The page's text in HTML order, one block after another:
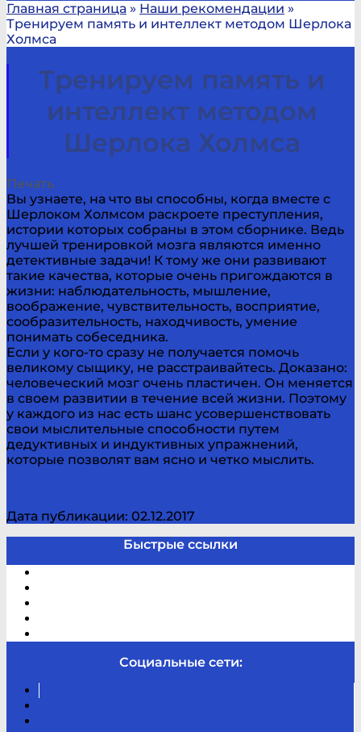
Главная страница » Наши рекомендации »
Тренируем память и интеллект методом Шерлока
Холмса
Тренируем память и
интеллект методом
Шерлока Холмса
Печать
Вы узнаете, на что вы способны, когда вместе с
Шерлоком Холмсом раскроете преступления,
истории которых собраны в этом сборнике. Ведь
лучшей тренировкой мозга являются именно
детективные задачи! К тому же они развивают
такие качества, которые очень пригождаются в
жизни: наблюдательность, мышление,
воображение, чувствительность, восприятие,
сообразительность, находчивость, умение
понимать собеседника.
Если у кого-то сразу не получается помочь
великому сыщику, не расстраивайтесь. Доказано:
человеческий мозг очень пластичен. Он меняется
в своем развитии в течение всей жизни. Поэтому
у каждого из нас есть шанс усовершенствовать
свои мыслительные способности путем
дедуктивных и индуктивных упражнений,
которые позволят вам ясно и четко мыслить.
Дата публикации: 02.12.2017
Быстрые ссылки
Социальные сети: